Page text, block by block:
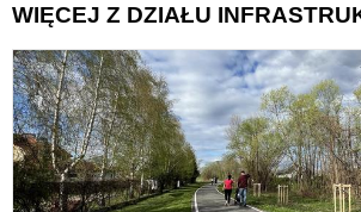
WIĘCEJ Z DZIAŁU